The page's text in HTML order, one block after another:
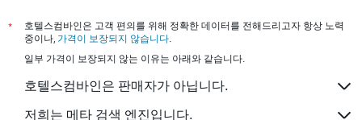
*
호텔스컴바인은 고객 편의를 위해 정확한 데이터를 전해드리고자 항상 노력
중이나, 가격이 보장되지 않습니다.
일부 가격이 보장되지 않는 이유는 아래와 같습니다.
호텔스컴바인은 판매자가 아닙니다.
저희는 메타 검색 엔진입니다.